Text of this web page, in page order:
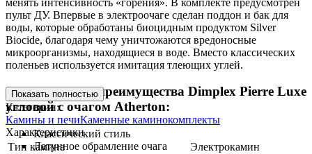
пульт ДУ. Впервые в электроочаге сделан поддон и бак для
воды, которые обработаны биоцидным продуктом Silver
Biocide, благодаря чему уничтожаются вредоносные
микроорганизмы, находящиеся в воде. Вместо классических
поленьев используется имитация тлеющих углей.
Особенности и преимущества Dimplex Pierre Luxe
угловой с очагом Atherton:
Классический стиль
Латунное обрамление очага
Показать полностью
Категории:
Камины и печиКаменные каминокомплекты
Характеристики
Тип камина
Электрокамин